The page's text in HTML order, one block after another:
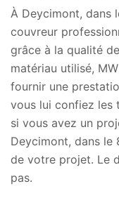
À Deycimont, dans
couvreur
grâce à la qualité
matériau utilisé,
fournir une
vous lui confiez les
si vous avez un
Deycimont, dans le
de votre projet. Le
pas.